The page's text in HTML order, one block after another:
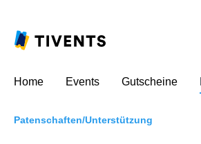
Home Events Gutscheine
Patenschaften/Unterstützung